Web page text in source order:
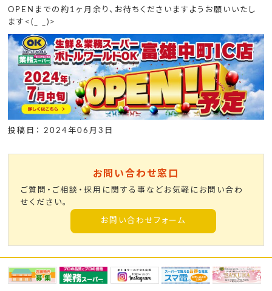
OPENまでの約1ヶ月余り、お待ちくださいますようお願いいたし
ます<(_ _)>
投稿日： 2024年06月3日
お問い合わせ窓口
ご質問・ご相談・採用に関する事などお気軽にお問い合わ
せください。
お問い合わせフォーム